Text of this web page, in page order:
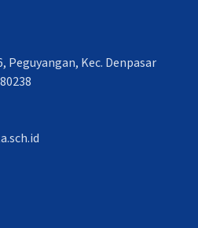
Peguyangan, Kec. Denpasar